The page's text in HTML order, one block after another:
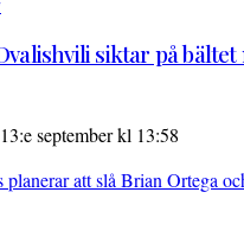
siktar på bältet
13:e september kl 13:58